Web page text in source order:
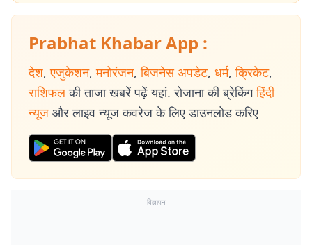
Prabhat Khabar App :
देश, एजुकेशन, मनोरंजन, बिजनेस अपडेट, धर्म, क्रिकेट,
राशिफल की ताजा खबरें पढ़ें यहां. रोजाना की ब्रेकिंग हिंदी
न्यूज और लाइव न्यूज कवरेज के लिए डाउनलोड करिए
विज्ञापन